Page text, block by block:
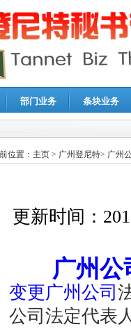
部门业务 条块业务
鉴证
位置： 主页 > 广州登尼特> 广州
更新时间：
广州公
变更广州公司
公司法定代表